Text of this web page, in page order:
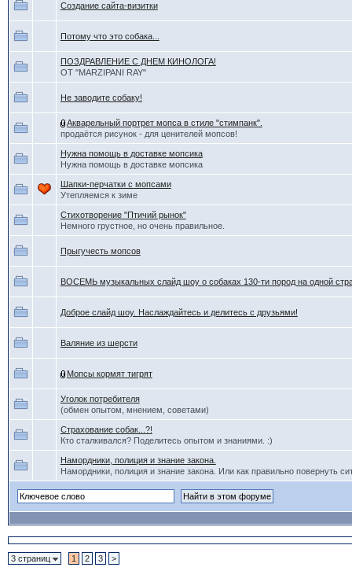
Создание сайта-визитки
Потому что это собака...
ПОЗДРАВЛЕНИЕ С ДНЕМ КИНОЛОГА!
ОТ "MARZIPANI RAY"
Не заводите собаку!
Акварельный портрет мопса в стиле "стимпанк".
продаётся рисунок - для ценителей мопсов!
Нужна помощь в доставке мопсика
Нужна помощь в доставке мопсика
Шапки-перчатки с мопсами
Утепляемся к зиме
Стихотворение "Птичий рынок"
Немного грустное, но очень правильное.
Прыгучесть мопсов
ВОСЕМЬ музыкальных слайд шоу о собаках 130-ти пород на одной
Доброе слайд шоу. Наслаждайтесь и делитесь с друзьями!
Валяние из шерсти
Мопсы кормят тигрят
Уголок потребителя
(обмен опытом, мнением, советами)
Страхование собак...?!
Кто сталкивался? Поделитесь опытом и знаниями. :)
Намордники, полиция и знание закона.
Намордники, полиция и знание закона. Или как правильно повернуть
3 страниц 1 2 3 >